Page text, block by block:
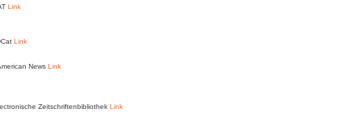
Link
Link
NewsLink
ZeitschriftenbibliothekLink